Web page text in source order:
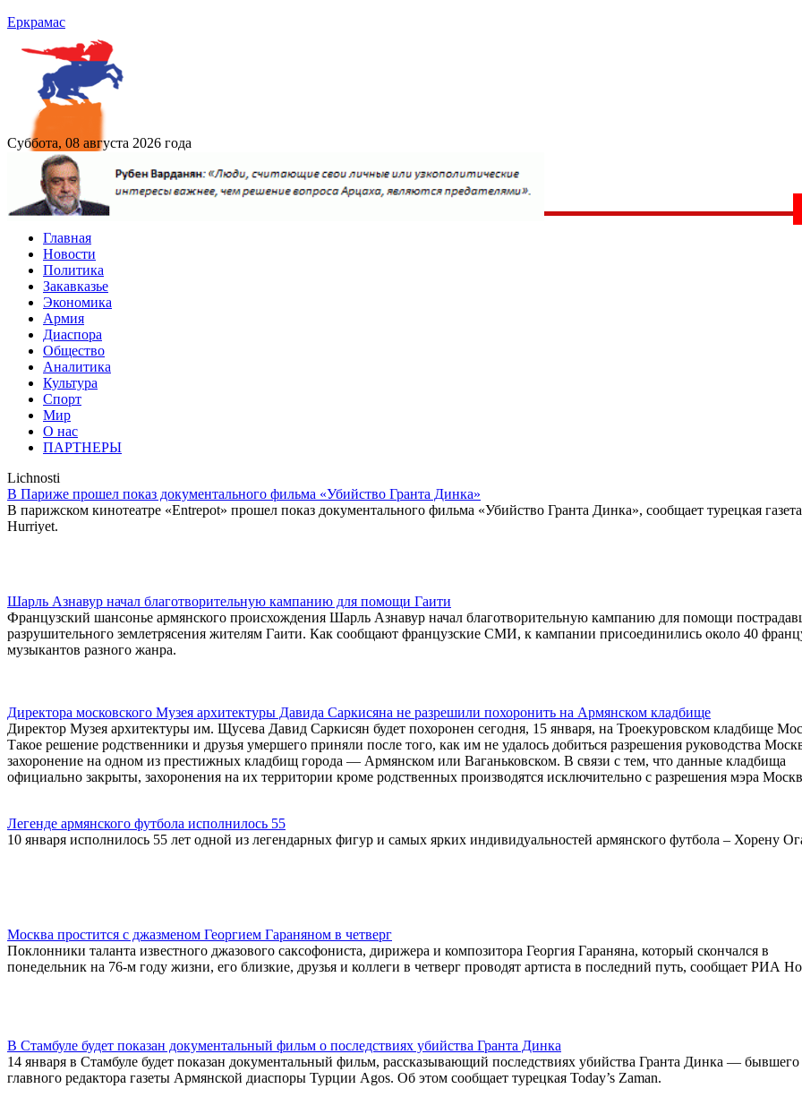
Еркрамас
Суббота, 08 августа 2026 года
Главная
Новости
Политика
Закавказье
Экономика
Армия
Диаспора
Общество
Аналитика
Культура
Спорт
Мир
О нас
ПАРТНЕРЫ
Lichnosti
В Париже прошел показ документального фильма «Убийство Гранта Динка»
В парижском кинотеатре «Entrepot» прошел показ документального фильма «Убийство Гранта Динка», сообщает турецкая газета
Hurriyet.
Шарль Азнавур начал благотворительную кампанию для помощи Гаити
Французский шансонье армянского происхождения Шарль Азнавур начал благотворительную кампанию для помощи
разрушительного землетрясения жителям Гаити. Как сообщают французские СМИ, к кампании присоединились около 40
музыкантов разного жанра.
Директора московского Музея архитектуры Давида Саркисяна не разрешили похоронить на Армянском кладбище
Директор Музея архитектуры им. Щусева Давид Саркисян будет похоронен сегодня, 15 января, на Троекуровском кладбище
Такое решение родственники и друзья умершего приняли после того, как им не удалось добиться разрешения руководства
захоронение на одном из престижных кладбищ города — Армянском или Ваганьковском. В связи с тем, что данные кладбища
официально закрыты, захоронения на их территории кроме родственных производятся исключительно с разрешения мэра
Легенде армянского футбола исполнилось 55
10 января исполнилось 55 лет одной из легендарных фигур и самых ярких индивидуальностей армянского футбола – Хорену
Москва простится с джазменом Георгием Гараняном в четверг
Поклонники таланта известного джазового саксофониста, дирижера и композитора Георгия Гараняна, который скончался в
понедельник на 76-м году жизни, его близкие, друзья и коллеги в четверг проводят артиста в последний путь, сообщает РИА
В Стамбуле будет показан документальный фильм о последствиях убийства Гранта Динка
14 января в Стамбуле будет показан документальный фильм, рассказывающий последствиях убийства Гранта Динка — бывшего
главного редактора газеты Армянской диаспоры Турции Agos. Об этом сообщает турецкая Today’s Zaman.